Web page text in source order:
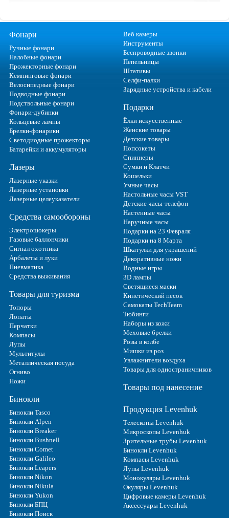
Фонари
Ручные фонари
Налобные фонари
Прожекторные фонари
Кемпинговые фонари
Велосипедные фонари
Подводные фонари
Подствольные фонари
Фонари-дубинки
Кольцевые лампы
Брелки-фонарики
Светодиодные прожекторы
Батарейки и аккумуляторы
Лазеры
Лазерные указки
Лазерные установки
Лазерные целеуказатели
Средства самообороны
Электрошокеры
Газовые баллончики
Сигнал охотника
Арбалеты и луки
Пневматика
Средства выживания
Товары для туризма
Топоры
Лопаты
Перчатки
Компасы
Лупы
Мультитулы
Металлическая посуда
Огниво
Ножи
Бинокли
Бинокли Tasco
Бинокли Alpen
Бинокли Breaker
Бинокли Bushnell
Бинокли Comet
Бинокли Galileo
Бинокли Leapers
Бинокли Nikon
Бинокли Nikula
Бинокли Yukon
Бинокли БПЦ
Бинокли Поиск
Веб камеры
Инструменты
Беспроводные звонки
Пепельницы
Штативы
Селфи-палки
Зарядные устройства и кабели
Подарки
Ёлки искусственные
Женские товары
Детские товары
Попсокеты
Спиннеры
Сумки и Клатчи
Кошельки
Умные часы
Настольные часы VST
Детские часы-телефон
Настенные часы
Наручные часы
Подарки на 23 Февраля
Подарки на 8 Марта
Шкатулки для украшений
Декоративные ножи
Водные игры
3D лампы
Светящиеся маски
Кинетический песок
Самокаты TechTeam
Тюбинги
Наборы из кожи
Меховые брелки
Розы в колбе
Мишки из роз
Увлажнители воздуха
Товары для одностраничников
Товары под нанесение
Продукция Levenhuk
Телескопы Levenhuk
Микроскопы Levenhuk
Зрительные трубы Levenhuk
Бинокли Levenhuk
Компасы Levenhuk
Лупы Levenhuk
Монокуляры Levenhuk
Окуляры Levenhuk
Цифровые камеры Levenhuk
Аксессуары Levenhuk